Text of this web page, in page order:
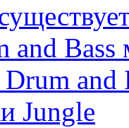
and Bass
and
Jungle